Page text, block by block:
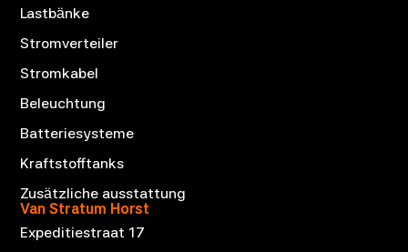
Lastbänke
Stromverteiler
Stromkabel
Beleuchtung
Batteriesysteme
Kraftstofftanks
Zusätzliche ausstattung
Van Stratum Horst
Expeditiestraat 17